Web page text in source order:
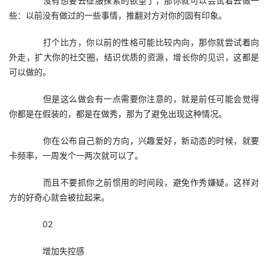
些：以前没有做过的一些事情，推翻对方对你的固有印象。
打个比方，你以前的性格可能比较内向，那你就尝试着向
外走，扩大你的社交圈，结识优质的资源，增长你的见识，这都是
可以做的。
但是这么做会有一点需要你注意的，就是前任可能会觉得
你都是在假装的，都是在做秀，那为了避免出现这种情况。
你在公布自己新的方向，兴趣爱好，新动态的时候，就要
卡频率，一周发个一两次就可以了。
而且不要抓你之前惯用的时间段，避免作秀嫌疑。这样对
方的好奇心就会被拉起来。
02
增加失控感